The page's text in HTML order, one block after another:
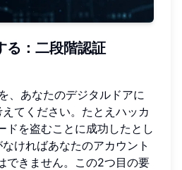
る：二段階認証
を、あなたのデジタルドアに
えてください。たとえハッカ
ドを盗むことに成功したとし
ければあなたのアカウント
できません。この2つ目の要